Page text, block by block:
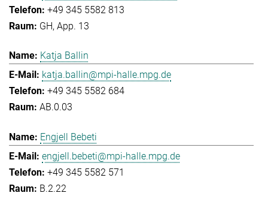
+49 345 5582 813
GH, App. 13
Katja Ballin
katja.ballin@mpi-halle.mpg.de
+49 345 5582 684
AB.0.03
Engjell Bebeti
engjell.bebeti@mpi-halle.mpg.de
+49 345 5582 571
B.2.22